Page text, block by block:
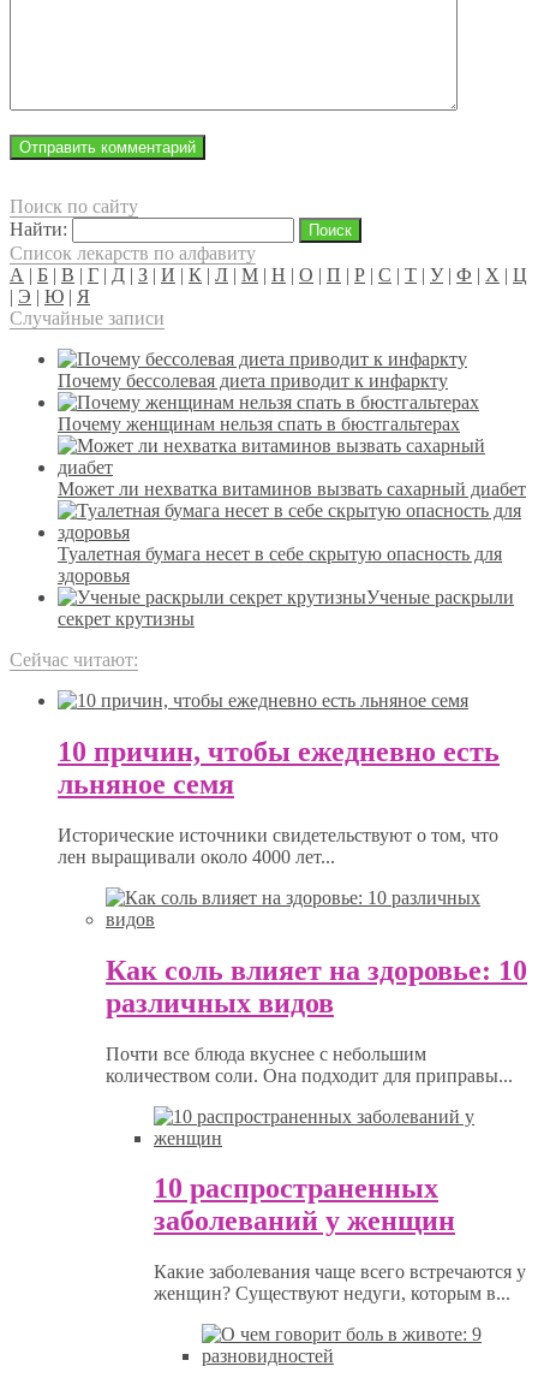
Поиск по сайту
Найти:
Список лекарств по алфавиту
А | Б | В | Г | Д | З | И | К | Л | М | Н | О | П | Р | С | Т | У| Ф | Х | Ц
| Э | Ю | Я
Случайные записи
Почему бессолевая диета приводит к инфаркту
Почему женщинам нельзя спать в бюстгальтерах
Может ли нехватка витаминов вызвать сахарный диабет
Туалетная бумага несет в себе скрытую опасность для
здоровья
Ученые раскрыли
секрет крутизны
Сейчас читают:
10 причин, чтобы ежедневно есть
льняное семя
Исторические источники свидетельствуют о том, что
лен выращивали около 4000 лет...
Как соль влияет на здоровье: 10
различных видов
Почти все блюда вкуснее с небольшим
количеством соли. Она подходит для приправы...
10 распространенных
заболеваний у женщин
Какие заболевания чаще всего встречаются у
женщин? Существуют недуги, которым в...